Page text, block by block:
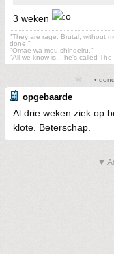
3 weken
"They are rage. Brutal, without
done!"
"Omae wa mou shindeiru."
"All we know is... he's called The
•
opgebaarde
Al drie weken ziek op
klote. Beterschap.
▼